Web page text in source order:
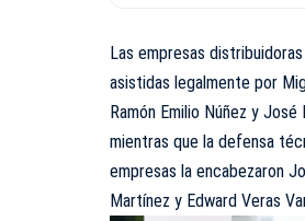
Las empresas
asistidas legalmente por
Ramón Emilio Núñez y José
mientras que la defensa
empresas la encabezaron
Martínez y Edward Veras